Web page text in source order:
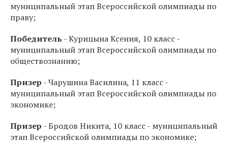
муниципальный этап Всероссийской олимпиады по
праву;
Победитель - Курицына Ксения, 10 класс -
муниципальный этап Всероссийской олимпиады по
обществознанию;
Призер - Чарушина Василина, 11 класс -
муниципальный этап Всероссийской олимпиады по
экономике;
Призер - Бродов Никита, 10 класс - муниципальный
этап Всероссийской олимпиады по экономике;